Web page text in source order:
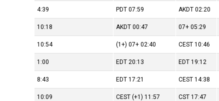
02:20
AKDT
07:59
PDT
4:39
05:29
+07
00:47
AKDT
10:18
10:46
CEST
02:40
+07
(+1)
10:54
19:12
EDT
20:13
EDT
1:00
14:38
CEST
17:21
EDT
8:43
17:47
CST
11:57
CEST(+1)
10:09